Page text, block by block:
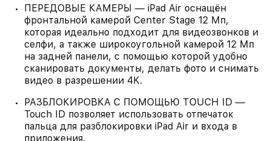
ПЕРЕДОВЫЕ КАМЕРЫ — iPad Air оснащён
фронтальной камерой Center Stage 12 Мп,
которая идеально подходит для видеозвонков и
селфи, а также широкоугольной камерой 12 Мп
на задней панели, с помощью которой удобно
сканировать документы, делать фото и снимать
видео в разрешении 4K.
РАЗБЛОКИРОВКА С ПОМОЩЬЮ TOUCH ID —
Touch ID позволяет использовать отпечаток
пальца для разблокировки iPad Air и входа в
приложения.